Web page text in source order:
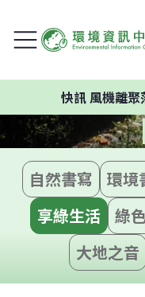
快訊風機離聚落、
自然書寫 環境
享綠生活
綠
大地之音